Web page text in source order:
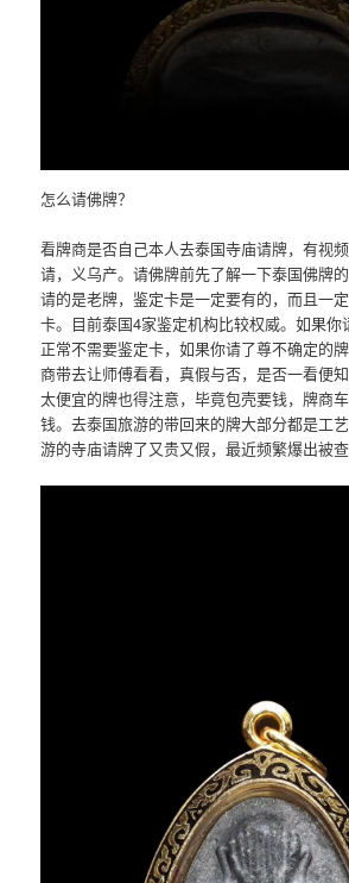
怎么请佛牌？
看牌商是否自己本人去泰国寺庙请牌，有视
请，义乌产。请佛牌前先了解一下泰国佛牌
请的是老牌，鉴定卡是一定要有的，而且一
卡。目前泰国4家鉴定机构比较权威。如果你
正常不需要鉴定卡，如果你请了尊不确定的
商带去让师傅看看，真假与否，是否一看便
太便宜的牌也得注意，毕竟包壳要钱，牌商
钱。去泰国旅游的带回来的牌大部分都是工
游的寺庙请牌了又贵又假，最近频繁爆出被查